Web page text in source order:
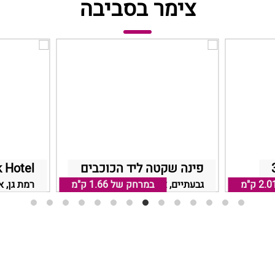
צימר בסביבה
Hotel
רמת גן,
פינה שקטה ליד הכוכבים
גבעתיים, אזור תל אביב
במרחק של1.66 ק"מ ק"מ